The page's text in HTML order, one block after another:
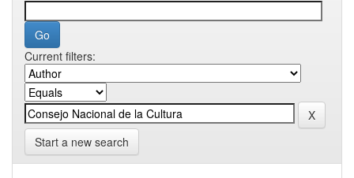
Current filters:
Start a new search